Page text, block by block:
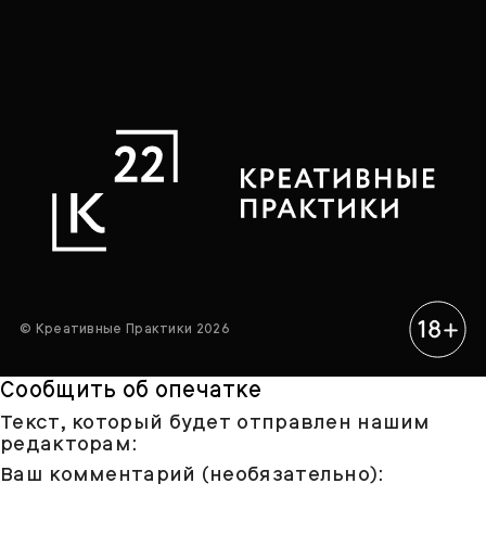
© Креативные Практики 2026
Сообщить об опечатке
Текст, который будет отправлен нашим
редакторам:
Ваш комментарий (необязательно):